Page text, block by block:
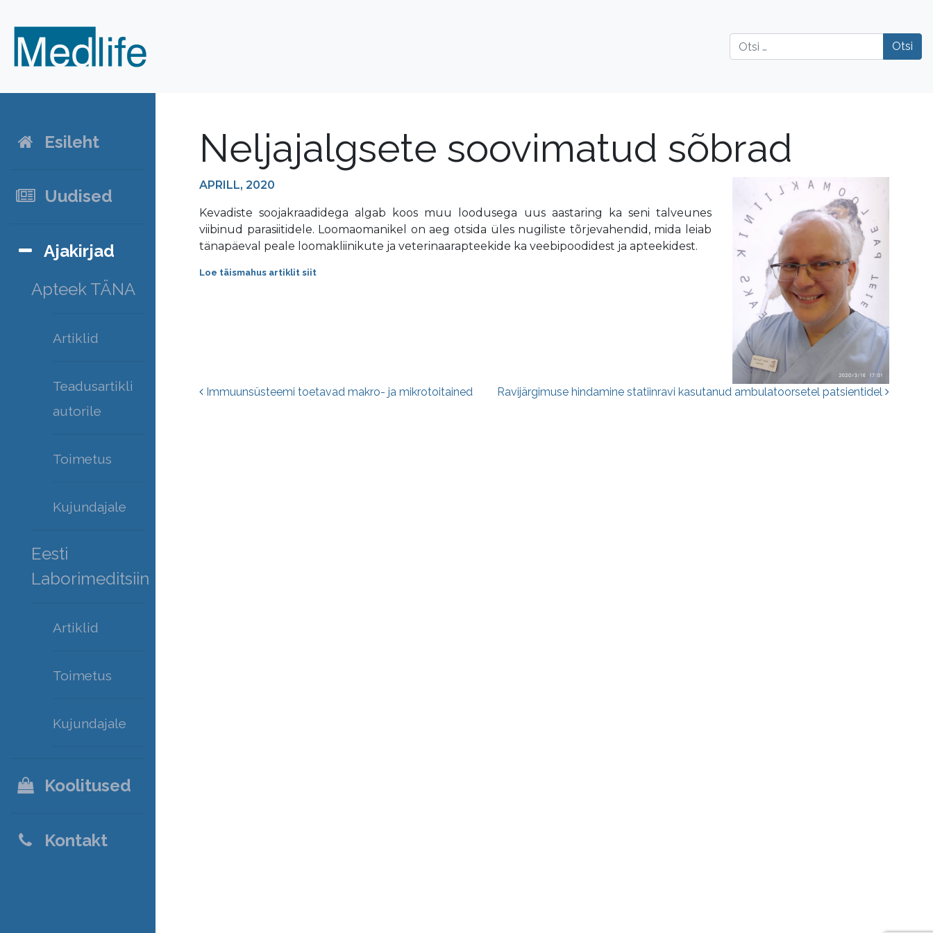
Otsi
Esileht
Uudised
Ajakirjad
Apteek TÄNA
Artiklid
Teadusartikli
autorile
Toimetus
Kujundajale
Eesti
Laborimeditsiin
Artiklid
Toimetus
Kujundajale
Koolitused
Kontakt
Neljajalgsete soovimatud sõbrad
APRILL, 2020
Kevadiste soojakraadidega algab koos muu loodusega uus aastaring ka seni talveunes
viibinud parasiitidele. Loomaomanikel on aeg otsida üles nugiliste tõrjevahendid, mida leiab
tänapäeval peale loomakliinikute ja veterinaarapteekide ka veebipoodidest ja apteekidest.
Loe täismahus artiklit siit
Postituste navigatsioon
Immuunsüsteemi toetavad makro- ja mikrotoitained Ravijärgimuse hindamine statiinravi kasutanud ambulatoorsetel patsientidel